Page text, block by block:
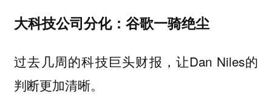
大科技公司分化：谷歌一骑绝尘
过去几周的科技巨头财报，让Dan Niles的
判断更加清晰。